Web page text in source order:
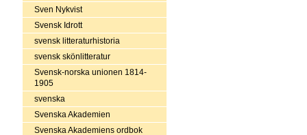
Sven Nykvist
Svensk Idrott
svensk litteraturhistoria
svensk skönlitteratur
Svensk-norska unionen 1814-
1905
svenska
Svenska Akademien
Svenska Akademiens ordbok